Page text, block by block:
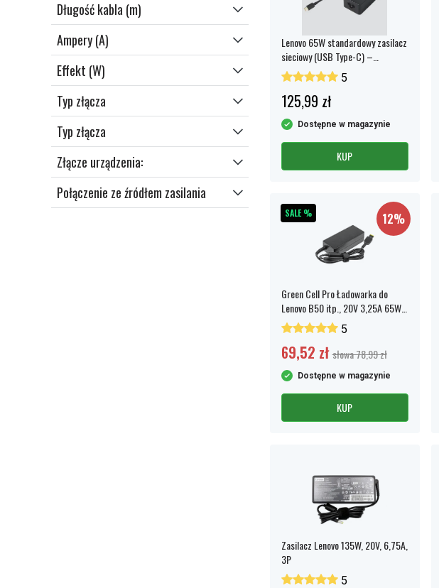
samochód (dc-adapter lub ładowarka 12
Długość kabla (m)
Ampery (A)
Effekt (W)
Typ złącza
Typ złącza
Złącze urządzenia:
Połączenie ze źródłem zasilania
Lenovo 65W standardowy zasilacz
sieciowy (USB Type-C) –
UE/INA/WIE/ROK5
125,99 zł
Dostępne w magazynie
KUP
SALE % 12%
Green Cell Pro Ładowarka do
Lenovo B50 itp., 20V 3,25A 65W -
Czarny
5
69,52 zł słowa 78,99 zł
Dostępne w magazynie
KUP
Zasilacz Lenovo 135W, 20V, 6,75A,
3P
5